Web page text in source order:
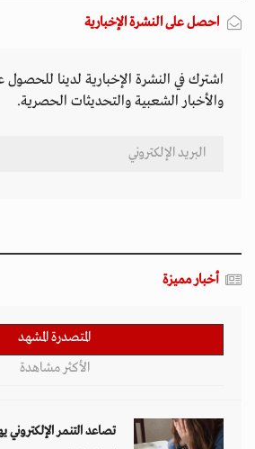
احصل على النشرة الإخبارية
اشترك في النشرة الإخبارية لدينا للحصول
والأخبار الشعبية والتحديثات الحصرية.
أخبار مميزة
المتصدرة المشهد
الأكثر مشاهدة
تصاعد التنمر